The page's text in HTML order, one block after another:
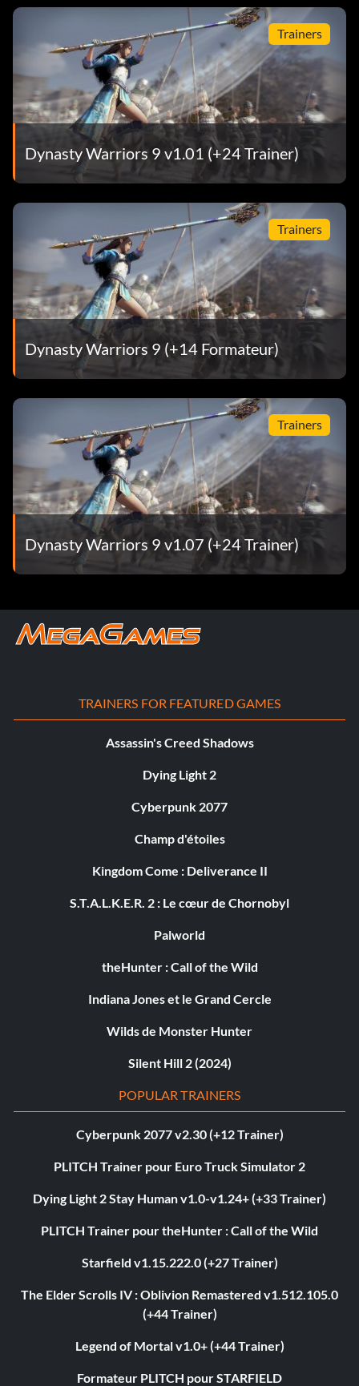
Trainers
Dynasty Warriors 9 v1.01 (+24 Trainer)
Trainers
Dynasty Warriors 9 (+14 Formateur)
Trainers
Dynasty Warriors 9 v1.07 (+24 Trainer)
TRAINERS FOR FEATURED GAMES
Assassin's Creed Shadows
Dying Light 2
Cyberpunk 2077
Champ d'étoiles
Kingdom Come : Deliverance II
S.T.A.L.K.E.R. 2 : Le cœur de Chornobyl
Palworld
theHunter : Call of the Wild
Indiana Jones et le Grand Cercle
Wilds de Monster Hunter
Silent Hill 2 (2024)
POPULAR TRAINERS
Cyberpunk 2077 v2.30 (+12 Trainer)
PLITCH Trainer pour Euro Truck Simulator 2
Dying Light 2 Stay Human v1.0-v1.24+ (+33 Trainer)
PLITCH Trainer pour theHunter : Call of the Wild
Starfield v1.15.222.0 (+27 Trainer)
The Elder Scrolls IV : Oblivion Remastered v1.512.105.0
(+44 Trainer)
Legend of Mortal v1.0+ (+44 Trainer)
Formateur PLITCH pour STARFIELD